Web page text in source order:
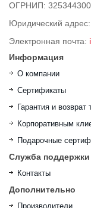
ОГРНИП:
Юридический
Электронная почта:
Информация
О компании
Сертификаты
Гарантия и возврат
Корпоративным
Подарочные
Служба поддержки
Контакты
Дополнительно
Производители